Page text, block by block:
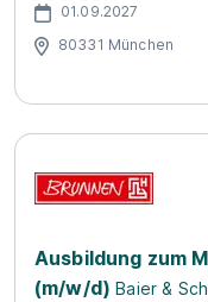
01.09.2027
80331 München
Ausbildung zum
(m/w/d) Baier &